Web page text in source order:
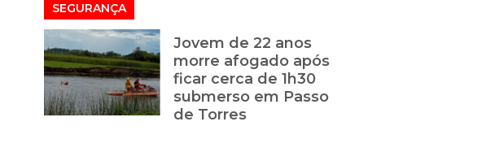
SEGURANÇA
Jovem de 22 anos
morre afogado após
ficar cerca de 1h30
submerso em Passo
de Torres